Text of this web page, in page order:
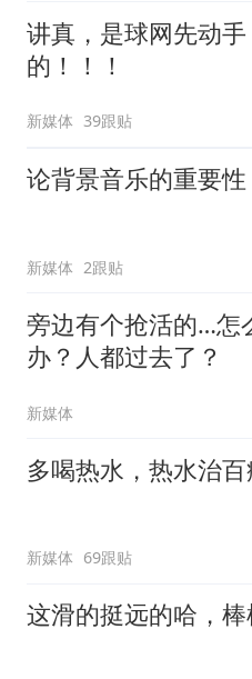
讲真，是球网先动手
的！！！
新媒体 39跟贴
论背景音乐的重要性
新媒体 2跟贴
旁边有个抢活的…怎
办？人都过去了？
新媒体
多喝热水，热水治百
新媒体 69跟贴
这滑的挺远的哈，